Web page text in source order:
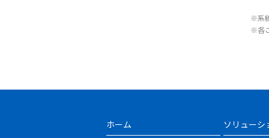
※系
※各
ホーム ソリューシ